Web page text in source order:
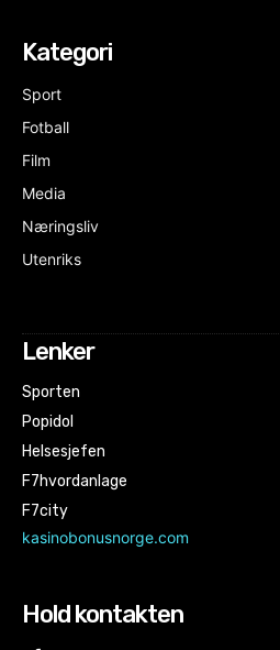
Kategori
Sport
Fotball
Film
Media
Næringsliv
Utenriks
Lenker
Sporten
Popidol
Helsesjefen
F7hvordanlage
F7city
kasinobonusnorge.com
Hold kontakten